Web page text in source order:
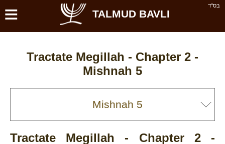
בס''ד ≡ TALMUD BAVLI
Tractate Megillah - Chapter 2 -
Mishnah 5
Tractate Megillah - Chapter 2 -